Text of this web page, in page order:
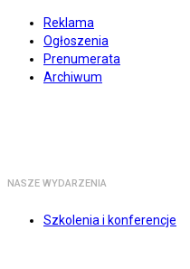
Reklama
Ogłoszenia
Prenumerata
Archiwum
NASZE WYDARZENIA
Szkolenia i konferencje